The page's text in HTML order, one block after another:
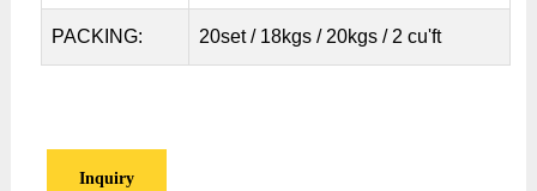
PACKING: 20set / 18kgs / 20kgs / 2 cu'ft
Inquiry